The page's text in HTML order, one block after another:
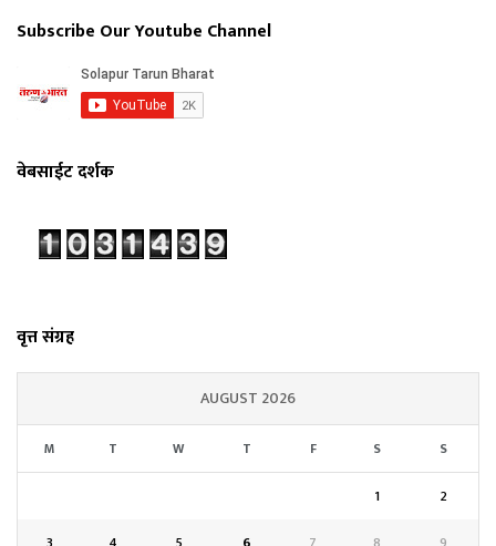
Subscribe Our Youtube Channel
वेबसाईट दर्शक
वृत्त संग्रह
AUGUST 2026
M T W T F S S
1
2